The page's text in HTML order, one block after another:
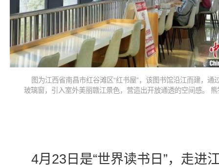
图为江西省南昌市红谷滩区“红书屋”，该图书馆沿江而建，通
玻璃窗，引入室外美丽赣江景色，营造出开放通透的空间感。
4月23日是“世界读书日”，走进